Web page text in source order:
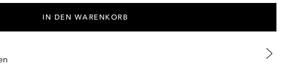
IN DEN WARENKORB